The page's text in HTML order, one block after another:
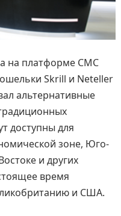
на платформе CMC
Skrill и Neteller
альтернативные
доступны для
зоне, Юго-
и других
время
и США.